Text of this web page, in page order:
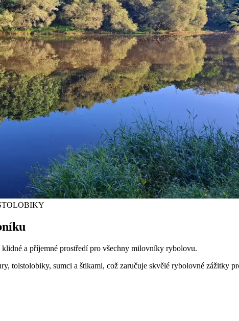
a příjemné prostředí pro všechny milovníky rybolovu.
tolstolobiky, sumci a štikami, což zaručuje skvělé rybolovné zážitky